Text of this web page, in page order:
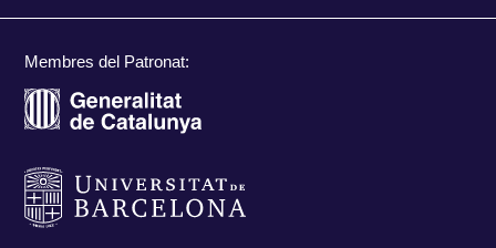
Membres del Patronat: